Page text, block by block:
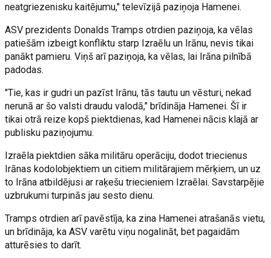
neatgriezenisku kaitējumu," televīzijā paziņoja Hamenei.
ASV prezidents Donalds Tramps otrdien paziņoja, ka vēlas
patiešām izbeigt konfliktu starp Izraēlu un Irānu, nevis tikai
panākt pamieru. Viņš arī paziņoja, ka vēlas, lai Irāna pilnībā
padodas.
"Tie, kas ir gudri un pazīst Irānu, tās tautu un vēsturi, nekad
nerunā ar šo valsti draudu valodā," brīdināja Hamenei. Šī ir
tikai otrā reize kopš piektdienas, kad Hamenei nācis klajā ar
publisku paziņojumu.
Izraēla piektdien sāka militāru operāciju, dodot triecienus
Irānas kodolobjektiem un citiem militārajiem mērķiem, un uz
to Irāna atbildējusi ar raķešu triecieniem Izraēlai. Savstarpējie
uzbrukumi turpinās jau sesto dienu.
Tramps otrdien arī pavēstīja, ka zina Hamenei atrašanās vietu,
un brīdināja, ka ASV varētu viņu nogalināt, bet pagaidām
atturēsies to darīt.